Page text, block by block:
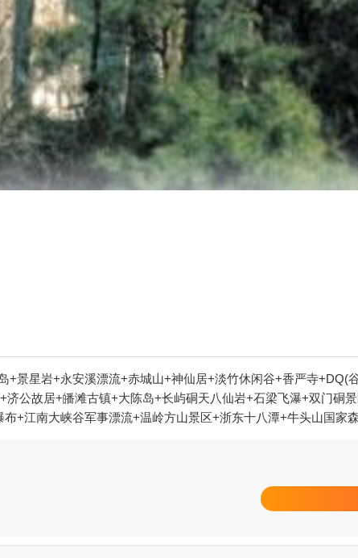
+景星岩+永安溪漂流+赤城山+神仙居+淡竹休闲谷+香严寺+DQ(
公故居+皤滩古镇+大陈岛+长屿硐天八仙岩+石梁飞瀑+双门硐
+江南大峡谷军事漂流+温岭方山景区+浙东十八潭+牛头山国家
采摘+仙居农家杨梅+仙居杨梅+台州温岭魔幻冰雪世界+349潜艇
嬉戏儿童乐园+台州璀璨嘉年华+天台山国清景区+台州九龙花海
区+台州市路桥石浜水上乐园+栖心谷+黄岩山景区+中国安基山航
州湾湿地公园+北石梁洞（仙人洞）+玉环炮台滨海高空漂流+